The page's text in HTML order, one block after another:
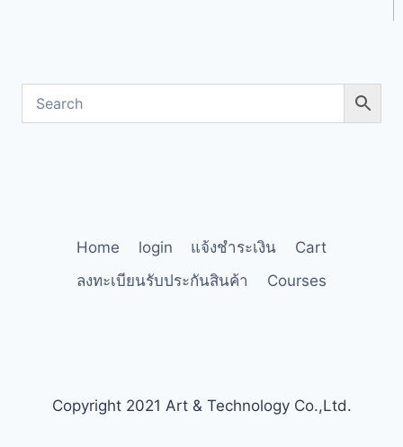
Home login แจ้งชำระเงิน
Cart
ลงทะเบียนรับประกันสินค้า
Courses
Copyright 2021 Art & Technology Co.,Ltd.